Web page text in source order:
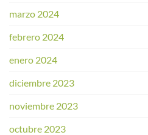
marzo 2024
febrero 2024
enero 2024
diciembre 2023
noviembre 2023
octubre 2023